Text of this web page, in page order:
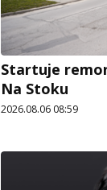
Startuje
Na Stoku
2026.08.06 08:59